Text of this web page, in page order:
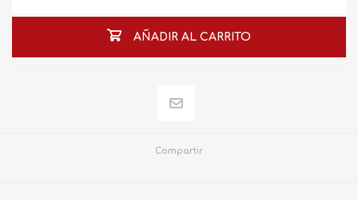
AÑADIR AL CARRITO
Compartir